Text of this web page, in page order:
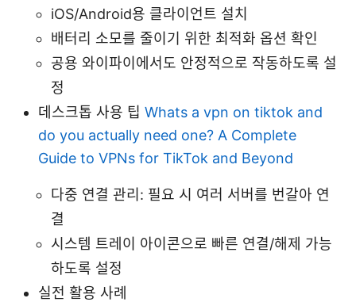
iOS/Android용 클라이언트 설치
배터리 소모를 줄이기 위한 최적화 옵션 확인
공용 와이파이에서도 안정적으로 작동하도록 설
정
데스크톱 사용 팁 Whats a vpn on tiktok and
do you actually need one? A Complete
Guide to VPNs for TikTok and Beyond
다중 연결 관리: 필요 시 여러 서버를 번갈아 연
결
시스템 트레이 아이콘으로 빠른 연결/해제 가능
하도록 설정
실전 활용 사례